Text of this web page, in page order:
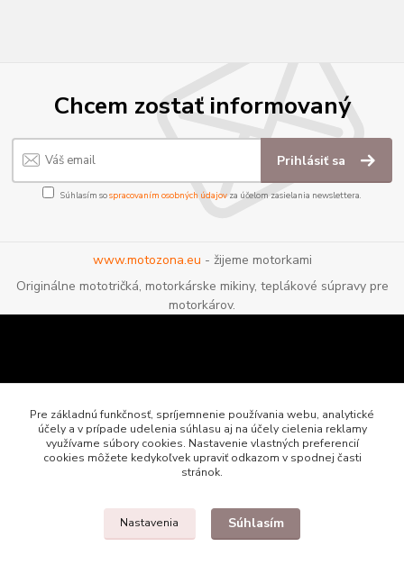
Chcem zostať informovaný
Prihlásiť sa
Súhlasím sospracovaním osobných údajov za účelom zasielania newslettera.
www.motozona.eu - žijeme motorkami
Originálne mototričká, motorkárske mikiny, teplákové súpravy pre
motorkárov.
Pre základnú funkčnosť, spríjemnenie používania webu, analytické
účely a v prípade udelenia súhlasu aj na účely cielenia reklamy
využívame súbory cookies. Nastavenie vlastných preferencií
cookies môžete kedykoľvek upraviť odkazom v spodnej časti
stránok.
Nastavenia Súhlasím